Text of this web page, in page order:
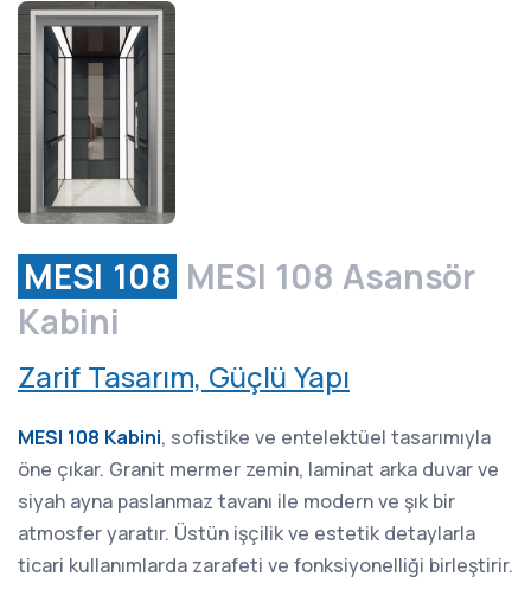
MESI 108 MESI 108 Asansör
Kabini
Zarif Tasarım, Güçlü Yapı
MESI 108 Kabini, sofistike ve entelektüel tasarımıyla
öne çıkar. Granit mermer zemin, laminat arka duvar ve
siyah ayna paslanmaz tavanı ile modern ve şık bir
atmosfer yaratır. Üstün işçilik ve estetik detaylarla
ticari kullanımlarda zarafeti ve fonksiyonelliği birleştirir.